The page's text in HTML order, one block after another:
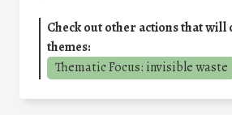
Check out other actions that will
themes:
Thematic Focus: invisible waste